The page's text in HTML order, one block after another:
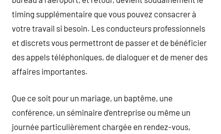
timing supplémentaire que vous pouvez consacrer à
votre travail si besoin. Les conducteurs professionnels
et discrets vous permettront de passer et de bénéficier
des appels téléphoniques, de dialoguer et de mener des
affaires importantes.
Que ce soit pour un mariage, un baptême, une
conférence, un séminaire d’entreprise ou même un
journée particulièrement chargée en rendez-vous,